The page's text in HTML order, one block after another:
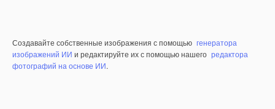
Создавайте собственные изображения с помощью генератора
изображений ИИ и редактируйте их с помощью нашего редактора
фотографий на основе ИИ.